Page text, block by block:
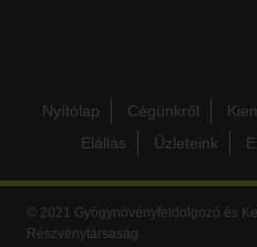
Nyítólap Cégünkről
Elállás
Üzleteink
© 2021 Gyógynövényfeldolgozó és
Részvénytársaság